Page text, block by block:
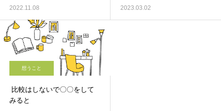
2022.11.08 2023.03.02
想うこと
比較はしないで〇〇をして
みると